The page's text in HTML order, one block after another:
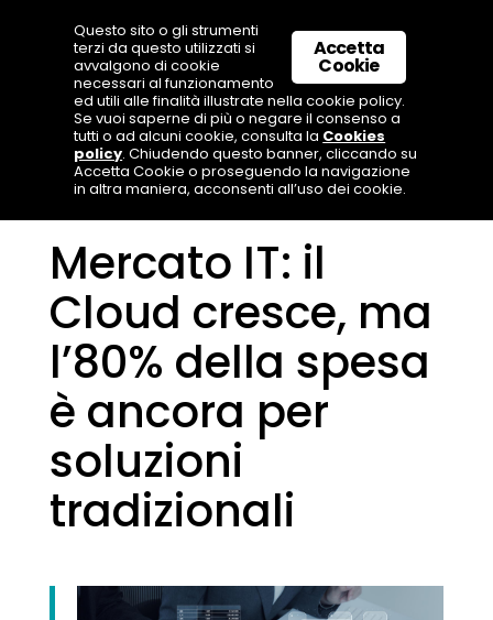
Mercato IT: il
Cloud cresce, ma
l’80% della spesa
è ancora per
soluzioni
tradizionali
Accetta
Cookie
Questo sito o gli strumenti
terzi da questo utilizzati si
avvalgono di cookie
necessari al funzionamento
ed utili alle finalità illustrate nella cookie policy.
Se vuoi saperne di più o negare il consenso a
tutti o ad alcuni cookie, consulta la Cookies
policy. Chiudendo questo banner, cliccando su
Accetta Cookie o proseguendo la navigazione
in altra maniera, acconsenti all’uso dei cookie.